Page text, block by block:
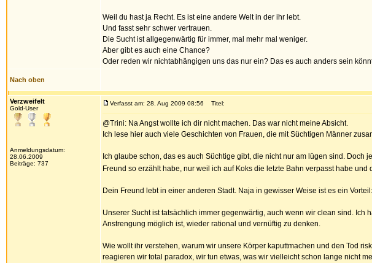
Weil du hast ja Recht. Es ist eine andere Welt in der ihr lebt.
Und fasst sehr schwer vertrauen.
Die Sucht ist allgegenwärtig für immer, mal mehr mal weniger.
Aber gibt es auch eine Chance?
Oder reden wir nichtabhängigen uns das nur ein? Das es auch anders sein
Nach oben
Verzweifelt
Gold-User
Anmeldungsdatum:
28.06.2009
Beiträge: 737
Verfasst am: 28. Aug 2009 08:56 Titel:
@Trini: Na Angst wollte ich dir nicht machen. Das war nicht meine Absicht.
Ich lese hier auch viele Geschichten von Frauen, die mit Süchtigen Männer
Ich glaube schon, das es auch Süchtige gibt, die nicht nur am lügen sind.
Freund so erzählt habe, nur weil ich auf Koks die letzte Bahn verpasst habe
Dein Freund lebt in einer anderen Stadt. Naja in gewisser Weise ist es ein
Unserer Sucht ist tatsächlich immer gegenwärtig, auch wenn wir clean sind.
Anstrengung möglich ist, wieder rational und vernüftig zu denken.
Wie wollt ihr verstehen, warum wir unsere Körper kaputtmachen und den Tod
reagieren wir total paradox, wir tun etwas, was wir vielleicht schon lange nicht